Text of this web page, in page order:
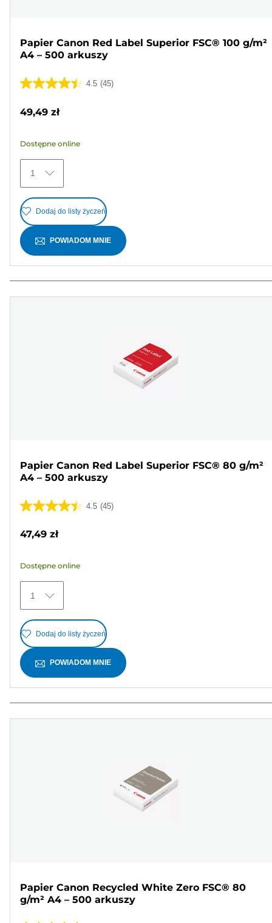
Papier Canon Red Label Superior FSC® 100 g/m²
A4 – 500 arkuszy
4.5 (45)
4.5
5
45
Recenzji
49,49 zł
Dostępne online
1
Dodaj do listy życzeń
POWIADOM MNIE
Papier Canon Red Label Superior FSC® 80 g/m²
A4 – 500 arkuszy
4.5 (45)
4.5
45
Recenzji
47,49 zł
Dostępne online
1
Dodaj do listy życzeń
POWIADOM MNIE
Papier Canon Recycled White Zero FSC® 80
g/m² A4 – 500 arkuszy